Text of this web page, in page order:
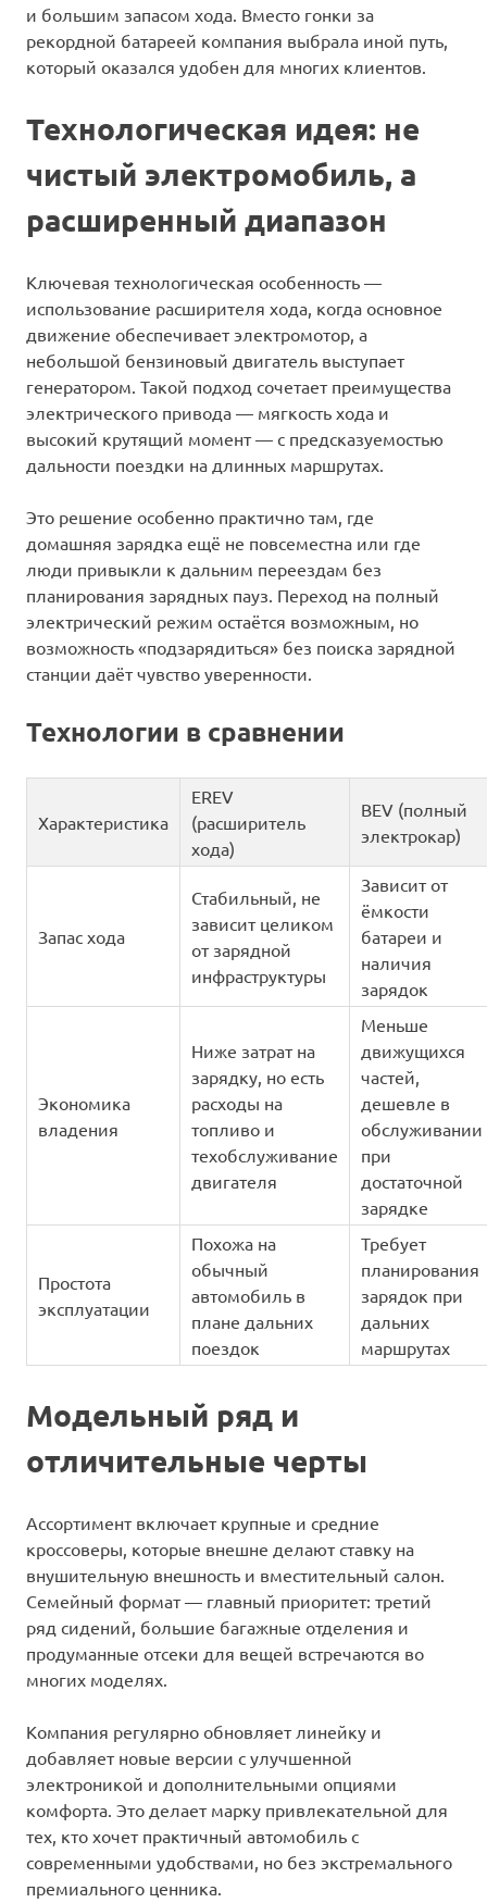
и большим запасом хода. Вместо гонки за
рекордной батареей компания выбрала иной путь,
который оказался удобен для многих клиентов.
Технологическая идея: не
чистый электромобиль, а
расширенный диапазон
Ключевая технологическая особенность —
использование расширителя хода, когда основное
движение обеспечивает электромотор, а
небольшой бензиновый двигатель выступает
генератором. Такой подход сочетает преимущества
электрического привода — мягкость хода и
высокий крутящий момент — с предсказуемостью
дальности поездки на длинных маршрутах.
Это решение особенно практично там, где
домашняя зарядка ещё не повсеместна или где
люди привыкли к дальним переездам без
планирования зарядных пауз. Переход на полный
электрический режим остаётся возможным, но
возможность «подзарядиться» без поиска зарядной
станции даёт чувство уверенности.
Технологии в сравнении
Характеристика
EREV
(расширитель
хода)
BEV (полный
электрокар)
Запас хода
Стабильный, не
зависит целиком
от зарядной
инфраструктуры
Зависит от
ёмкости
батареи и
наличия
зарядок
Экономика
владения
Ниже затрат на
зарядку, но есть
расходы на
топливо и
техобслуживание
двигателя
Меньше
движущихся
частей,
дешевле в
обслуживании
при
достаточной
зарядке
Простота
эксплуатации
Похожа на
обычный
автомобиль в
плане дальних
поездок
Требует
планирования
зарядок при
дальних
маршрутах
Модельный ряд и
отличительные черты
Ассортимент включает крупные и средние
кроссоверы, которые внешне делают ставку на
внушительную внешность и вместительный салон.
Семейный формат — главный приоритет: третий
ряд сидений, большие багажные отделения и
продуманные отсеки для вещей встречаются во
многих моделях.
Компания регулярно обновляет линейку и
добавляет новые версии с улучшенной
электроникой и дополнительными опциями
комфорта. Это делает марку привлекательной для
тех, кто хочет практичный автомобиль с
современными удобствами, но без экстремального
премиального ценника.